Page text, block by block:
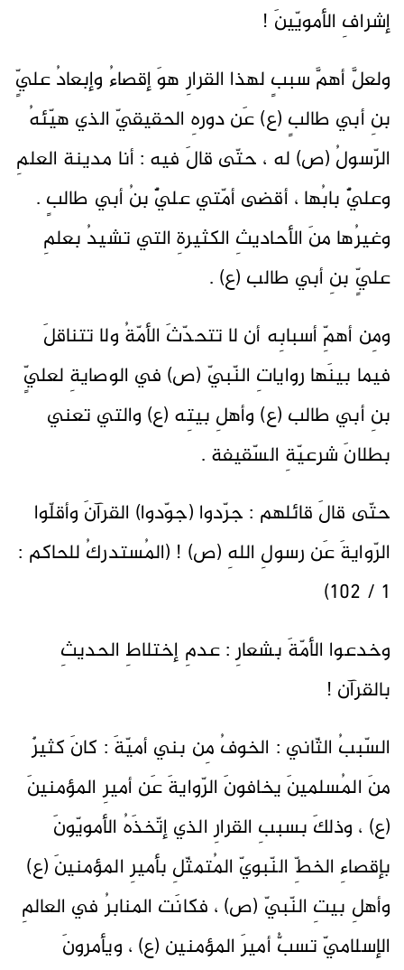
إشرافِ الأمويّينَ !
ولعلَّ أهمَّ سببٍ لهذا القرارِ هوَ إقصاءُ وإبعادُ عليٍّ
بنِ أبي طالبٍ (ع) عَن دورهِ الحقيقيّ الذي هيّئهُ
الرّسولُ (ص) له ، حتّى قالَ فيه : أنا مدينة العلمِ
وعليٌّ بابُها ، أقضى أمّتي عليٌّ بنُ أبي طالبٍ .
وغيرُها منَ الأحاديثِ الكثيرةِ التي تشيدُ بعلمِ
عليٍّ بنِ أبي طالب (ع) .
ومِن أهمِّ أسبابِه أن لا تتحدّثَ الأمّةُ ولا تتناقلَ
فيما بينَها رواياتِ النّبيّ (ص) في الوصايةِ لعليٍّ
بنِ أبي طالب (ع) وأهلِ بيتِه (ع) والتي تعني
بطلانَ شرعيّةِ السّقيفة .
حتّى قالَ قائلهم : جرّدوا (جوّدوا) القرآنَ وأقلّوا
الرّوايةَ عَن رسولِ اللهِ (ص) ! (المُستدركُ للحاكم :
1 / 102)
وخدعوا الأمّةَ بشعارِ : عدمِ إختلاطِ الحديثِ
بالقرآن !
السّببُ الثّاني : الخوفُ مِن بني أميّةَ : كانَ كثيرٌ
منَ المُسلمينَ يخافونَ الرّوايةَ عَن أميرِ المؤمنينَ
(ع) ، وذلكَ بسببِ القرارِ الذي إتّخذَهُ الأمويّونَ
بإقصاءِ الخطِّ النّبويّ المُتمثّلِ بأميرِ المؤمنينَ (ع)
وأهلِ بيتِ النّبيّ (ص) ، فكانَت المنابرُ في العالمِ
الإسلاميّ تسبُّ أميرَ المؤمنين (ع) ، ويأمرونَ